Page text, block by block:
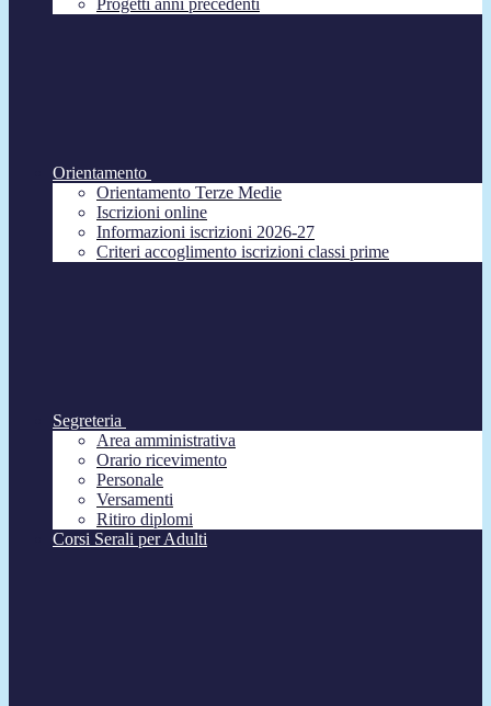
Progetti anni precedenti
Orientamento
Orientamento Terze Medie
Iscrizioni online
Informazioni iscrizioni 2026-27
Criteri accoglimento iscrizioni classi prime
Segreteria
Area amministrativa
Orario ricevimento
Personale
Versamenti
Ritiro diplomi
Corsi Serali per Adulti